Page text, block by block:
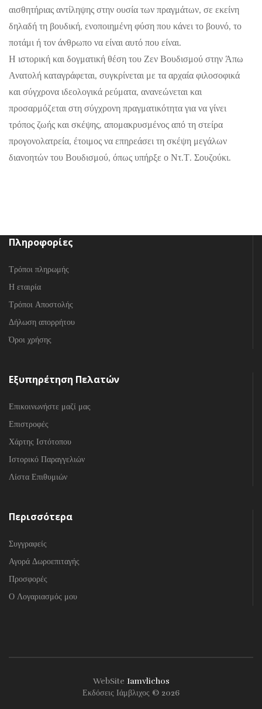
αισθητήριας αντίληψης στην ουσία των πραγμάτων, σε εκείνη
δηλαδή τη βουδική, ενοποιημένη φύση που κάνει το βουνό, το
ποτάμι ή τον άνθρωπο να είναι αυτό που είναι.
Η ιστορική και δογματική θέση του Ζεν Βουδισμού στην Άπω
Ανατολή καταγράφεται, συγκρίνεται με τα αρχαία φιλοσοφικά
και σύγχρονα ιδεολογικά ρεύματα, ανανεώνεται και
προσαρμόζεται στη σύγχρονη πραγματικότητα για να γίνει
τρόπος ζωής και σκέψης, απομακρυσμένος από τη στείρα
προγονολατρεία, έτοιμος να επηρεάσει τη σκέψη μεγάλων
διανοητών του Βουδισμού, όπως υπήρξε ο Ντ.Τ. Σουζούκι.
Πληροφορίες
Τρόποι πληρωμής
Η εταιρία
Τρόποι Αποστολής
Δήλωση απορρήτου
Όροι χρήσης
Εξυπηρέτηση Πελατών
Επικοινωνήστε μαζί μας
Επιστροφές
Χάρτης Ιστότοπου
Ιστορικό Παραγγελιών
Λίστα Επιθυμιών
Περισσότερα
Συγγραφείς
Αγορά Δωροεπιταγής
Προσφορές
Ο Λογαριασμός μου
WebSite Iamvlichos
Εκδόσεις Ιάμβλιχος © 2026